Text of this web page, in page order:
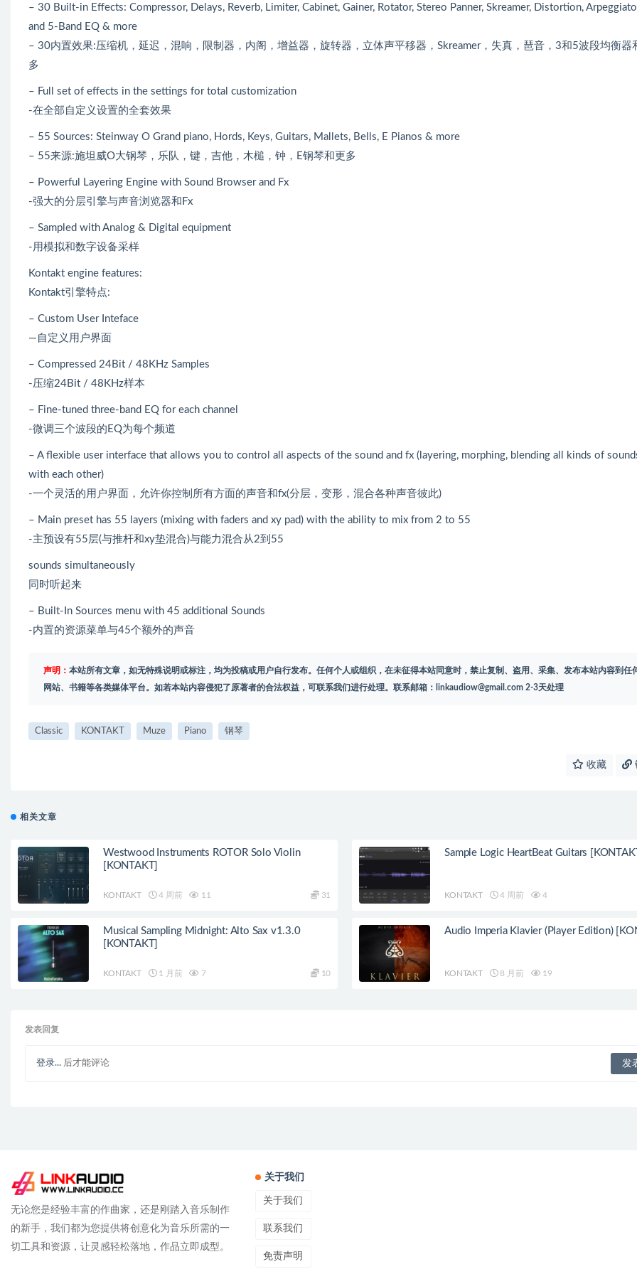
– 30 Built-in Effects: Compressor, Delays, Reverb, Limiter, Cabinet, Gainer, Rotator, Stereo Panner, Skreamer, Distortion,
and 5-Band EQ & more
– 30内置效果:压缩机，延迟，混响，限制器，内阁，增益器，旋转器，立体声平移器，Skreamer，失真，琶音，3和5波段均衡器
多
– Full set of effects in the settings for total customization
-在全部自定义设置的全套效果
– 55 Sources: Steinway O Grand piano, Hords, Keys, Guitars, Mallets, Bells, E Pianos & more
– 55来源:施坦威O大钢琴，乐队，键，吉他，木槌，钟，E钢琴和更多
– Powerful Layering Engine with Sound Browser and Fx
-强大的分层引擎与声音浏览器和Fx
– Sampled with Analog & Digital equipment
-用模拟和数字设备采样
Kontakt engine features:
Kontakt引擎特点:
– Custom User Inteface
—自定义用户界面
– Compressed 24Bit / 48KHz Samples
-压缩24Bit / 48KHz样本
– Fine-tuned three-band EQ for each channel
-微调三个波段的EQ为每个频道
– A flexible user interface that allows you to control all aspects of the sound and fx (layering, morphing, blending all kinds of
with each other)
-一个灵活的用户界面，允许你控制所有方面的声音和fx(分层，变形，混合各种声音彼此)
– Main preset has 55 layers (mixing with faders and xy pad) with the ability to mix from 2 to 55
-主预设有55层(与推杆和xy垫混合)与能力混合从2到55
sounds simultaneously
同时听起来
– Built-In Sources menu with 45 additional Sounds
-内置的资源菜单与45个额外的声音
声明： 本站所有文章，如无特殊说明或标注，均为投稿或用户自行发布。任何个人或组织，在未征得本站同意时，禁止复制、盗用、采集、发布本站内容到任
网站、书籍等各类媒体平台。如若本站内容侵犯了原著者的合法权益，可联系我们进行处理。联系邮箱： linkaudiow@gmail.com 2-3天处理
Classic KONTAKT Muze Piano 钢琴
收藏
相关文章
Westwood Instruments ROTOR Solo Violin
[KONTAKT]
KONTAKT 4 周前 11 31
Sample Logic HeartBeat Guitars
KONTAKT 4 周前 4
Musical Sampling Midnight: Alto Sax v1.3.0
[KONTAKT]
KONTAKT 1 月前 7 10
Audio Imperia Klavier (Player Edition)
KONTAKT 8 月前 19
发表回复
登录... 后才能评论
无论您是经验丰富的作曲家，还是刚踏入音乐制作
的新手，我们都为您提供将创意化为音乐所需的一
切工具和资源，让灵感轻松落地，作品立即成型。
关于我们
关于我们
联系我们
免责声明